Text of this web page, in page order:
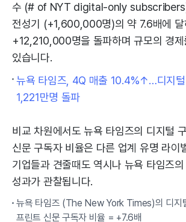
수 (# of NYT digital-only
전성기 (+1,600,000명)의 약 7.6배에 달
+12,210,000명을 돌파하며 규모의 경제
있습니다.
뉴욕 타임즈, 4Q 매출 10.4%↑…디지
1,221만명 돌파
비교 차원에서도 뉴욕 타임즈의 디지털
신문 구독자 비율은 다른 업계 유명 라이
기업들과 견줄때도 역시나 뉴욕 타임즈
성과가 관찰됩니다.
뉴욕 타임즈 (The New York Times)의 디지
프린트 신문 구독자 비율 = +7.6배